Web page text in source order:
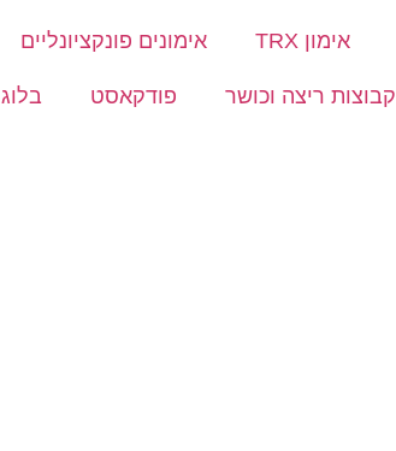
אימון TRX אימונים פונקציונליים
קבוצות ריצה וכושר פודקאסט בלוג